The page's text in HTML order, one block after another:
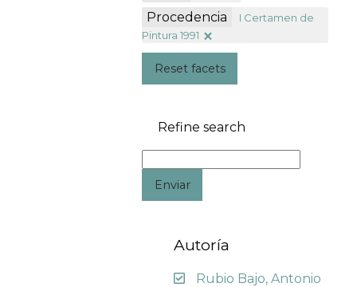
Procedencia
I Certamen de
Pintura 1991
Reset facets
Refine search
Enviar
Autoría
Rubio Bajo, Antonio